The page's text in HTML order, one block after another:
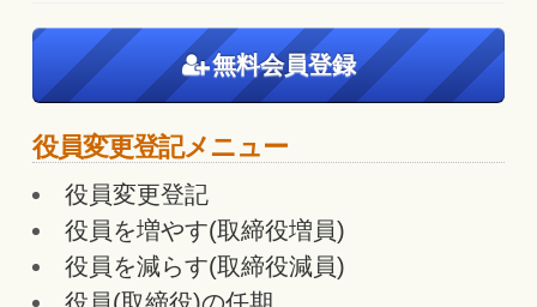
無料会員登録
役員変更登記メニュー
役員変更登記
役員を増やす(取締役増員)
役員を減らす(取締役減員)